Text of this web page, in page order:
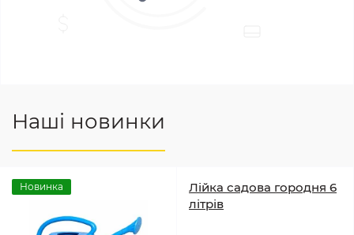
Наші новинки
Новинка
Лійка садова городня 6
літрів